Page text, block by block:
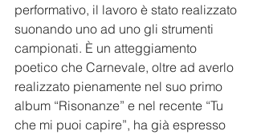
performativo, il lavoro è stato realizzato
suonando uno ad uno gli strumenti
campionati. È un atteggiamento
poetico che Carnevale, oltre ad averlo
realizzato pienamente nel suo primo
album “Risonanze” e nel recente “Tu
che mi puoi capire”, ha già espresso